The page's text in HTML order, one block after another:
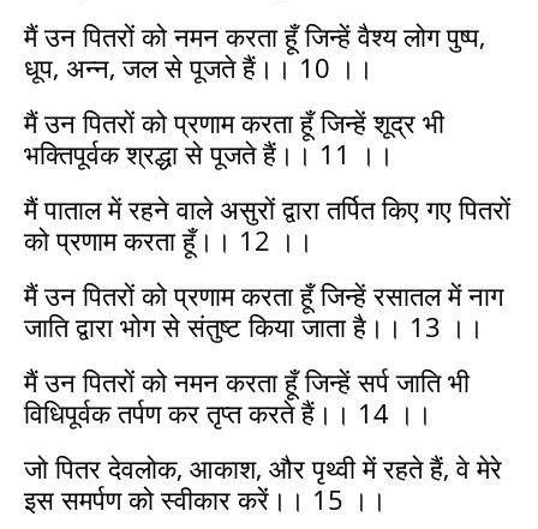
मैं उन पितरों को नमन करता हूँ जिन्हें वैश्य लोग पुष्प,
धूप, अन्न, जल से पूजते हैं।। 10 ।।
मैं उन पितरों को प्रणाम करता हूँ जिन्हें शूद्र भी
भक्तिपूर्वक श्रद्धा से पूजते हैं।। 11 ।।
मैं पाताल में रहने वाले असुरों द्वारा तर्पित किए गए पितरों
को प्रणाम करता हूँ।। 12 ।।
मैं उन पितरों को प्रणाम करता हूँ जिन्हें रसातल में नाग
जाति द्वारा भोग से संतुष्ट किया जाता है।। 13 ।।
मैं उन पितरों को नमन करता हूँ जिन्हें सर्प जाति भी
विधिपूर्वक तर्पण कर तृप्त करते हैं।। 14 ।।
जो पितर देवलोक, आकाश, और पृथ्वी में रहते हैं, वे मेरे
इस समर्पण को स्वीकार करें।। 15 ।।